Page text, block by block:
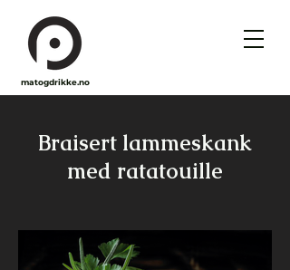
matogdrikke.no
Braisert lammeskank
med ratatouille